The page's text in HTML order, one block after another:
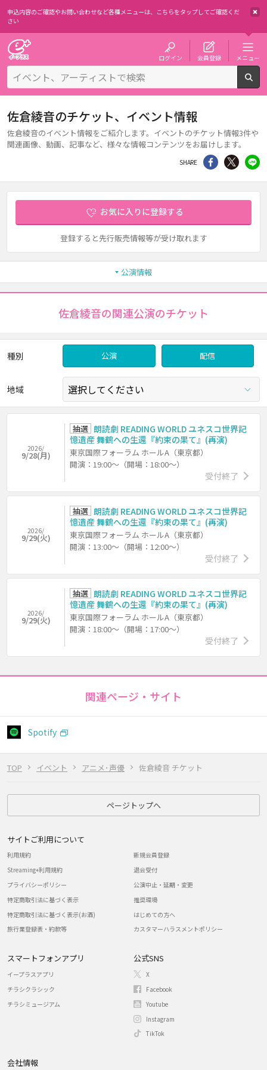
申込内容のご確認やお問い合わせなど各種メニューは、 こちらをタップしてご確認くだ
さい
ログイン 会員登録 メニュー
TOP イベント アニメ･声優 佐倉綾音 チケット
佐倉綾音のチケット、イベント情報
佐倉綾音のイベント情報をご紹介します。イベントのチケット情報3件や
関連画像、動画、記事など、様々な情報コンテンツをお届けします。
SHARE シェア Twitter
お気に入りに登録する
登録すると先行販売情報等が受け取れます
公演情報
佐倉綾音の関連公演のチケット
種別 公演 配信
地域
2026/
9/28(月)
抽選 朗読劇 READING WORLD ユネスコ世界記
憶遺産 舞鶴への生還『約束の果て』(再演)
東京国際フォーラム ホールA（東京都）
開演：19:00～（開場：18:00～）
受付終了
2026/
9/29(火)
抽選 朗読劇 READING WORLD ユネスコ世界記
憶遺産 舞鶴への生還『約束の果て』(再演)
東京国際フォーラム ホールA（東京都）
開演：13:00～（開場：12:00～）
受付終了
2026/
9/29(火)
抽選 朗読劇 READING WORLD ユネスコ世界記
憶遺産 舞鶴への生還『約束の果て』(再演)
東京国際フォーラム ホールA（東京都）
開演：18:00～（開場：17:00～）
受付終了
関連ページ・サイト
Spotify
ページトップへ
サイトご利用について
利用規約
Streaming+利用規約
プライバシーポリシー
特定商取引法に基づく表示
特定商取引法に基づく表示(お酒)
旅行業登録表・約款等
新規会員登録
退会受付
公演中止・延期・変更
推奨環境
はじめての方へ
カスタマーハラスメントポリシー
スマートフォンアプリ
イープラスアプリ
チラシクラシック
チラシミュージアム
公式SNS
X
Facebook
Youtube
Instagram
TikTok
会社情報